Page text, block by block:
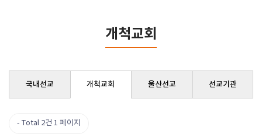
개척교회
국내선교 개척교회 울산선교 선교기관
Total 2건 1 페이지